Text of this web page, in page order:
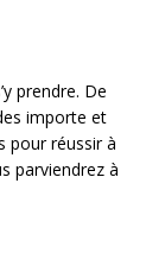
prendre. De
importe et
pour réussir à
parviendrez à